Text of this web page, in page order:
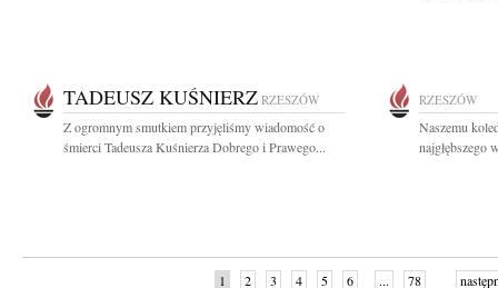
TADEUSZ KUŚNIERZ RZESZÓW
Z ogromnym smutkiem przyjęliśmy wiadomość o
śmierci Tadeusza Kuśnierza Dobrego i Prawego...
RZESZÓW
Naszemu
najgłębszego
1 2 3 4 5 6 ... 78